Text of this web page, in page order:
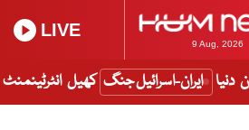
9 Aug, 2026
LIVE
دنیا ایران-اسرائیل جنگ کھیل انٹرٹینمنٹ